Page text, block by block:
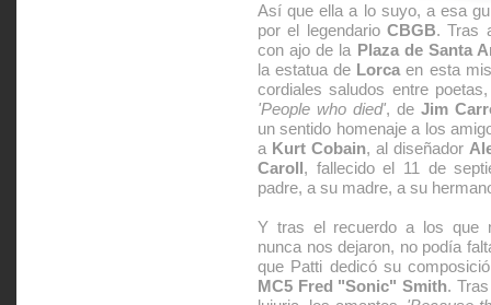
Así que ella a lo suyo, a esa
por el legendario CBGB. Tras
con ajo de la Plaza de Santa
la estatua de Lorca en esta
cordiales saludos entre
'People who died', de Jim
un sentido homenaje a los
a Kurt Cobain, al diseñador
Caroll, fallecido el 11 de
padre, a su madre, a su
Y tras el recuerdo a los que
nunca nos dejaron, no podía
que Patti dedicó su
MC5 Fred "Sonic" Smith.